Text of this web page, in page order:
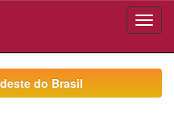
do Brasil